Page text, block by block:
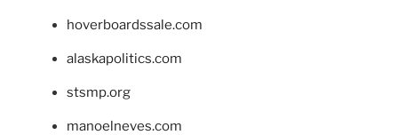
hoverboardssale.com
alaskapolitics.com
stsmp.org
manoelneves.com